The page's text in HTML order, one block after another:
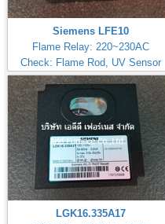
Siemens LFE10
Flame Relay: 220~230AC
Check: Flame Rod, UV Sensor
LGK16.335A17